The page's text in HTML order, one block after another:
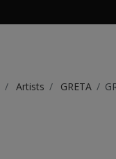
Artists GRETA